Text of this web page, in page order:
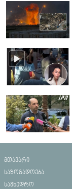
მთავარი
საზოგადოება
სამხედრო